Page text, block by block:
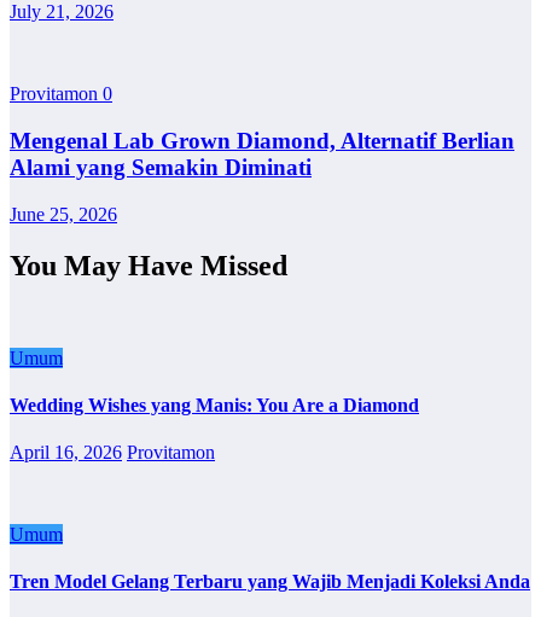
July 21, 2026
Provitamon 0
Mengenal Lab Grown Diamond, Alternatif Berlian
Alami yang Semakin Diminati
June 25, 2026
You May Have Missed
Umum
Wedding Wishes yang Manis: You Are a Diamond
April 16, 2026 Provitamon
Umum
Tren Model Gelang Terbaru yang Wajib Menjadi Koleksi Anda